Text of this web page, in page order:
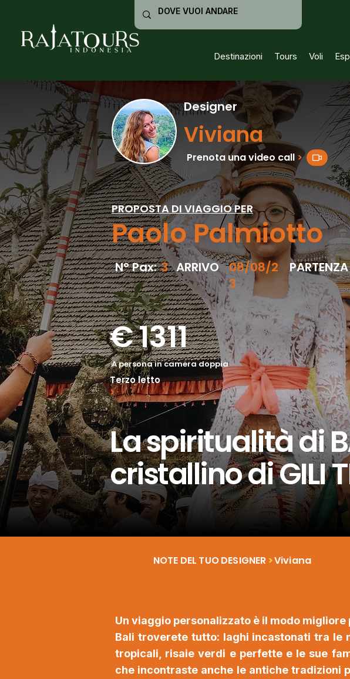
Destinazioni Tours Voli
Designer
Viviana
Prenota una video call >
PROPOSTA DI VIAGGIO PER
Paolo Palmiotto
ARRIVO
08/08/2
3
PARTENZA
N° Pax: 3
€1311
A persona in camera doppia
Terzo letto
>
La spiritualità di
cristallino di GILI
NOTE DEL TUO DESIGNER >Viviana
Un viaggio personalizzato è il modo
Bali troverete tutto: laghi incastonati tra le
tropicali, risaie verdi e perfette e le sue
che incontraste anche le antiche tradizioni